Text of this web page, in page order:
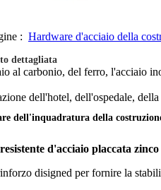
: Hardware d'acciaio della
dettagliata
al carbonio, del ferro, l'acciaio
dell'hotel, dell'ospedale,
dell'inquadratura della
d'acciaio placcata
disigned per fornire la